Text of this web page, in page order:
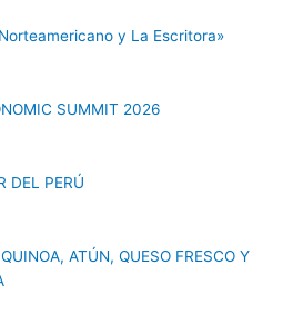
y La Escritora»
SUMMIT 2026
DEL PERÚ
ATÚN, QUESO FRESCO Y